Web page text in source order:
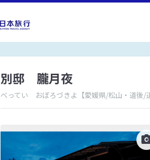
別邸 朧月夜
べってい おぼろづきよ 【愛媛県/松山・道後/